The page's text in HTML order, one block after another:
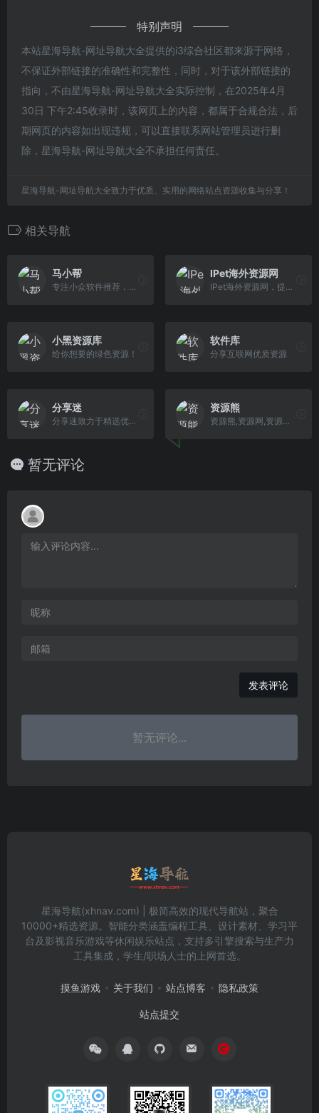
特别声明
本站星海导航-网址导航大全提供的i3综合社区都来源于网络，
不保证外部链接的准确性和完整性，同时，对于该外部链接的
指向，不由星海导航-网址导航大全实际控制，在2025年4月
30日 下午2:45收录时，该网页上的内容，都属于合规合法，后
期网页的内容如出现违规，可以直接联系网站管理员进行删
除，星海导航-网址导航大全不承担任何责任。
星海导航-网址导航大全致力于优质、实用的网络站点资源收集与分享！
相关导航
马小帮
专注小众软件推荐，科学上网经验分享，这里有各种电脑手机使用技巧，以及好玩有用的互联网经验！
IPet海外资源网
IPet海外资源网，提供国外最新社媒APP，热门国外游戏下载，最新社媒注册教程和相关新闻
小黑资源库
给你想要的绿色资源！
软件库
分享互联网优质资源
分享迷
分享迷致力于精选优质TV大屏软件、技术教程、电视资讯等内容，并关注电脑、手机等平台，推荐各类互联网好玩的事物！
资源熊
资源熊,资源网,资源共享,绿色软件,免费游戏,活动线报,网站源码,网络课程,油猴脚本,浏览器插件
暂无评论
发表评论
暂无评论...
星海导航(xhnav.com) | 极简高效的现代导航站，聚合
10000+精选资源。智能分类涵盖编程工具、设计素材、学习平
台及影视音乐游戏等休闲娱乐站点，支持多引擎搜索与生产力
工具集成，学生/职场人士的上网首选。
摸鱼游戏 关于我们 站点博客 隐私政策
站点提交